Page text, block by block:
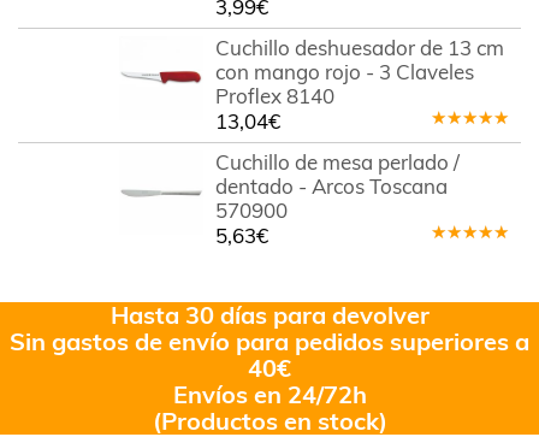
3,99€
Cuchillo deshuesador de 13 cm
con mango rojo - 3 Claveles
Proflex 8140
Valorado
en 5.00
5
13,04€
Cuchillo de mesa perlado /
dentado - Arcos Toscana
570900
5,63€
Hasta 30 días para devolver
Sin gastos de envío para pedidos superiores a
40€
Envíos en 24/72h
(Productos en stock)